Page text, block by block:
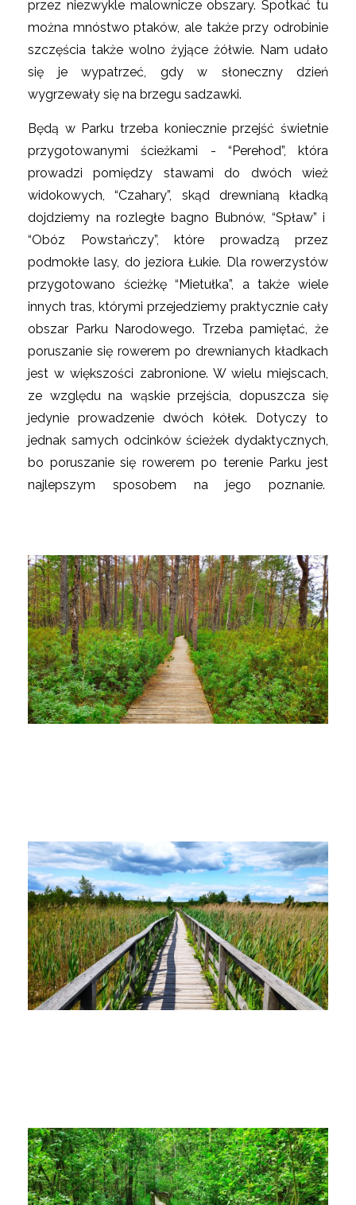
przez niezwykle malownicze obszary. Spotkać tu
można mnóstwo ptaków, ale także przy odrobinie
szczęścia także wolno żyjące żółwie. Nam udało
się je wypatrzeć, gdy w słoneczny dzień
wygrzewały się na brzegu sadzawki.
Będą w Parku trzeba koniecznie przejść świetnie
przygotowanymi ścieżkami - “Perehod”, która
prowadzi pomiędzy stawami do dwóch wież
widokowych, “Czahary”, skąd drewnianą kładką
dojdziemy na rozległe bagno Bubnów, “Spław” i
“Obóz Powstańczy”, które prowadzą przez
podmokłe lasy, do jeziora Łukie. Dla rowerzystów
przygotowano ścieżkę “Mietułka”, a także wiele
innych tras, którymi przejedziemy praktycznie cały
obszar Parku Narodowego. Trzeba pamiętać, że
poruszanie się rowerem po drewnianych kładkach
jest w większości zabronione. W wielu miejscach,
ze względu na wąskie przejścia, dopuszcza się
jedynie prowadzenie dwóch kółek. Dotyczy to
jednak samych odcinków ścieżek dydaktycznych,
bo poruszanie się rowerem po terenie Parku jest
najlepszym sposobem na jego poznanie.